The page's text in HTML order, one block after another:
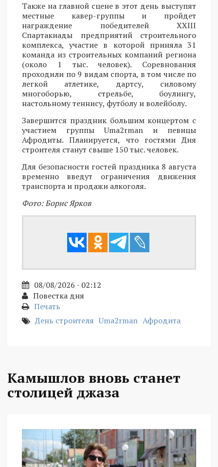
Также на главной сцене в этот день выступят
местные кавер-группы и пройдет
награждение победителей XXIII
Спартакиады предприятий строительного
комплекса, участие в которой приняла 31
команда из строительных компаний региона
(около 1 тыс. человек). Соревнования
проходили по 9 видам спорта, в том числе по
легкой атлетике, дартсу, силовому
многоборью, стрельбе, боулингу,
настольному теннису, футболу и волейболу.
Завершится праздник большим концертом с
участием группы Uma2rman и певицы
Афродиты. Планируется, что гостями Дня
строителя станут свыше 150 тыс. человек.
Для безопасности гостей праздника 8 августа
временно введут ограничения движения
транспорта и продажи алкоголя.
Фото: Борис Ярков
08/08/2026 - 02:12
Повестка дня
Печать
День строителя Uma2rman Афродита
Камышлов вновь станет
столицей джаза